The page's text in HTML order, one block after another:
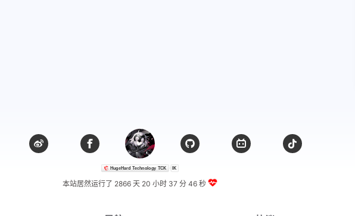
本站居然运行了 2866 天 20 小时 37 分 47 秒